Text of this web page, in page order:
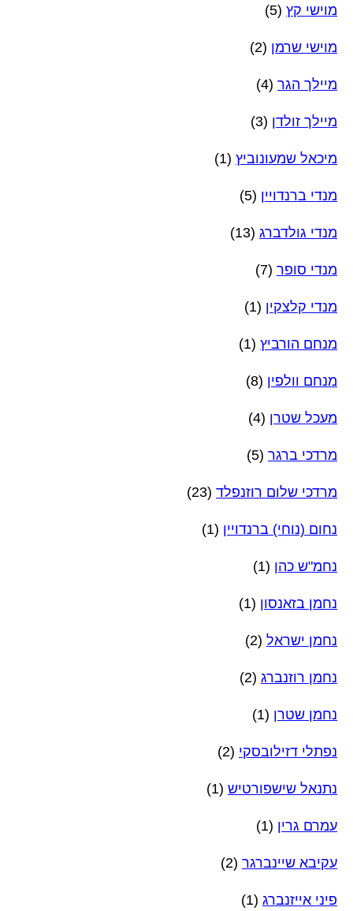
מוישי קץ (5)
מוישי שרמן (2)
מיילך הגר (4)
מיילך זולדן (3)
מיכאל שמעונוביץ (1)
מנדי ברנדויין (5)
מנדי גולדברג (13)
מנדי סופר (7)
מנדי קלצקין (1)
מנחם הורביץ (1)
מנחם וולפין (8)
מעכל שטרן (4)
מרדכי ברגר (5)
מרדכי שלום רוזנפלד (23)
נחום (נוחי) ברנדויין (1)
נחמ"ש כהן (1)
נחמן בזאנסון (1)
נחמן ישראל (2)
נחמן רוזנברג (2)
נחמן שטרן (1)
נפתלי דזילובסקי (2)
נתנאל שישפורטיש (1)
עמרם גרין (1)
עקיבא שיינברגר (2)
פיני אייזנברג (1)